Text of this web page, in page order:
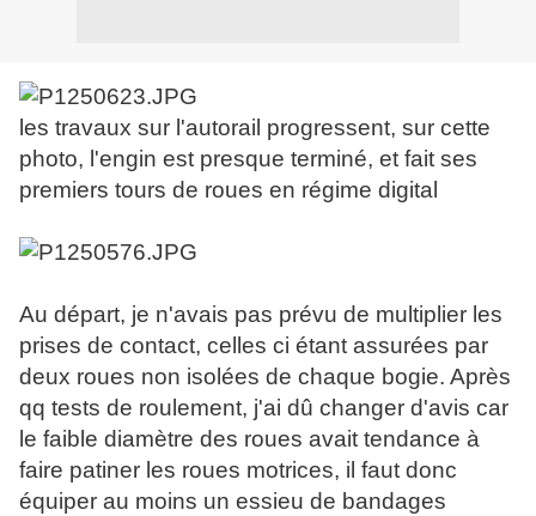
les travaux sur l'autorail progressent, sur cette
photo, l'engin est presque terminé, et fait ses
premiers tours de roues en régime digital
Au départ, je n'avais pas prévu de multiplier les
prises de contact, celles ci étant assurées par
deux roues non isolées de chaque bogie. Après
qq tests de roulement, j'ai dû changer d'avis car
le faible diamètre des roues avait tendance à
faire patiner les roues motrices, il faut donc
équiper au moins un essieu de bandages